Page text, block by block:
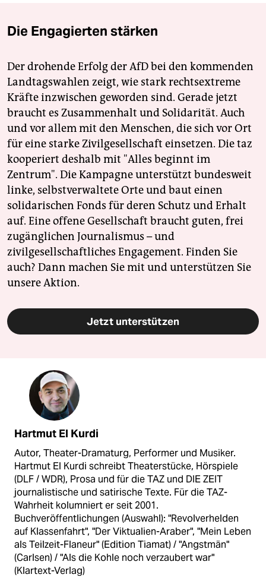
Die Engagierten stärken
Der drohende Erfolg der AfD bei den kommenden
Landtagswahlen zeigt, wie stark rechtsextreme
Kräfte inzwischen geworden sind. Gerade jetzt
braucht es Zusammenhalt und Solidarität. Auch
und vor allem mit den Menschen, die sich vor Ort
für eine starke Zivilgesellschaft einsetzen. Die taz
kooperiert deshalb mit "Alles beginnt im
Zentrum". Die Kampagne unterstützt bundesweit
linke, selbstverwaltete Orte und baut einen
solidarischen Fonds für deren Schutz und Erhalt
auf. Eine offene Gesellschaft braucht guten, frei
zugänglichen Journalismus – und
zivilgesellschaftliches Engagement. Finden Sie
auch? Dann machen Sie mit und unterstützen Sie
unsere Aktion.
Jetzt unterstützen
Hartmut El Kurdi
Autor, Theater-Dramaturg, Performer und Musiker.
Hartmut El Kurdi schreibt Theaterstücke, Hörspiele
(DLF / WDR), Prosa und für die TAZ und DIE ZEIT
journalistische und satirische Texte. Für die TAZ-
Wahrheit kolumniert er seit 2001.
Buchveröffentlichungen (Auswahl): "Revolverhelden
auf Klassenfahrt", "Der Viktualien-Araber", "Mein Leben
als Teilzeit-Flaneur" (Edition Tiamat) / "Angstmän"
(Carlsen) / "Als die Kohle noch verzaubert war"
(Klartext-Verlag)